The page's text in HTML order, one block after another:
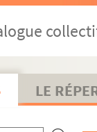
LE
Procès
le 1er président de
dans
du vendredi
Bordeaux le 1 er
du parlement de